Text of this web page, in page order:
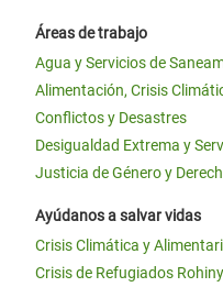
Áreas de trabajo
Agua y Servicios de
Alimentación, Crisis
Conflictos y Desastres
Desigualdad Extrema y
Justicia de Género y
Ayúdanos a salvar vidas
Crisis Climática y
Crisis de Refugiados